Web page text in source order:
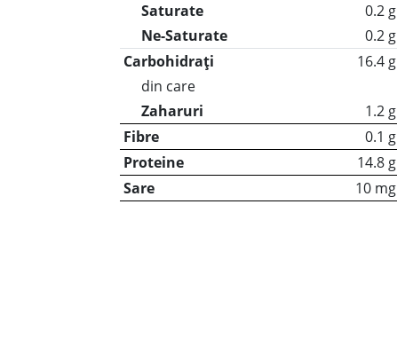
Saturate
0.2 g
Ne-Saturate
0.2 g
Carbohidrați
16.4 g
din care
Zaharuri
1.2 g
Fibre
0.1 g
Proteine
14.8 g
Sare
10 mg